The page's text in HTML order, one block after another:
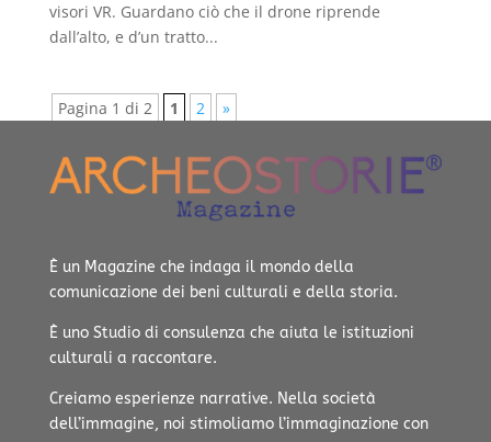
visori VR. Guardano ciò che il drone riprende
dall’alto, e d’un tratto...
Pagina 1 di 2 1 2 »
È un Magazine che indaga il mondo della
comunicazione dei beni culturali e della storia.
È uno Studio di consulenza che aiuta le istituzioni
culturali a raccontare.
Creiamo esperienze narrative. Nella società
dell’immagine, noi stimoliamo l’immaginazione con